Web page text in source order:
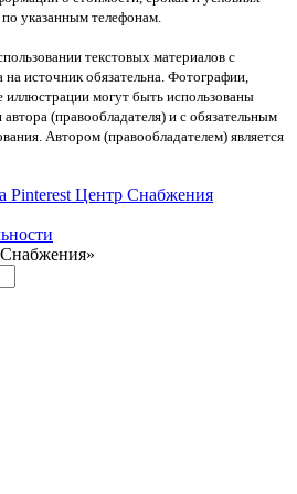
указанным телефонам.
текстовых материалов с
источник обязательна. Фотографии,
могут быть использованы
автора (правообладателя) и с обязательным
Автором (правообладателем) является